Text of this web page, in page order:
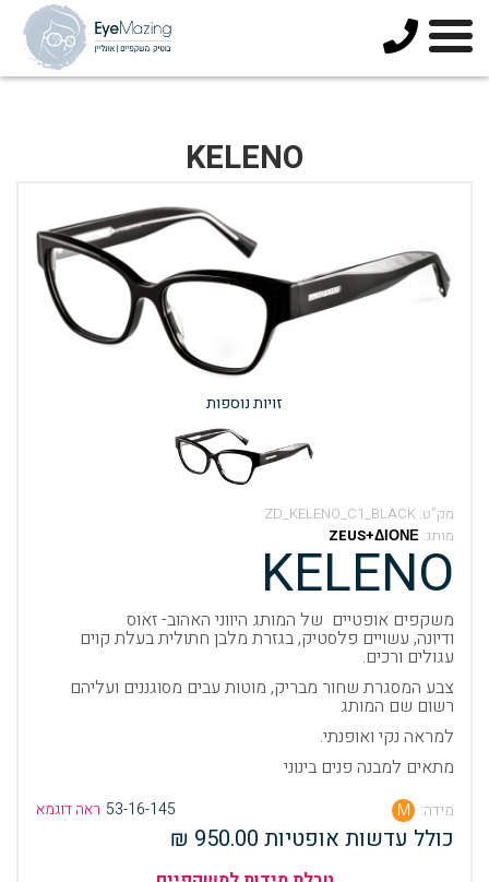
3744678
KELENO
זויות נוספות
מק”ט: ZD_KELENO_C1_BLACK
מותג: ZEUS+ΔΙΟΝΕ
KELENO
משקפים אופטיים של המותג היווני האהוב- זאוס
ודיונה, עשויים פלסטיק, בגזרת מלבן חתולית בעלת קוים
עגולים ורכים.
צבע המסגרת שחור מבריק, מוטות עבים מסוגננים ועליהם
רשום שם המותג
למראה נקי ואופנתי.
מתאים למבנה פנים בינוני
מידה: M
53-16-145 ראה דוגמא
כולל עדשות אופטיות 950.00 ₪